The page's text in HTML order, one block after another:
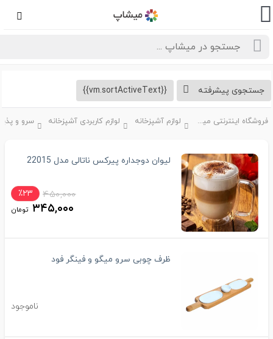
پیشرفته
فروشگاه اینترنتی میشاپ لوازم آشپزخانه لوازم کاربردی آشپزخانه سرو و پذیرایی
لیوان دوجداره پیرکس ناتالی مدل 22015
۴۵۰,۰۰۰ ٪۲۳
۳۴۵,۰۰۰ تومان
ظرف چوبی سرو میگو و فینگر فود
ناموجود